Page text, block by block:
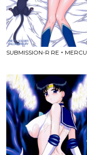
SUBMISSION-R RE・